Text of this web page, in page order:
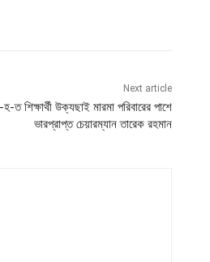
Next article
ত শিক্ষার্থী উক্যছাই মারমা পরিবারের পাশে
ভারপ্রাপ্ত চেয়ারম্যান তারেক রহমান